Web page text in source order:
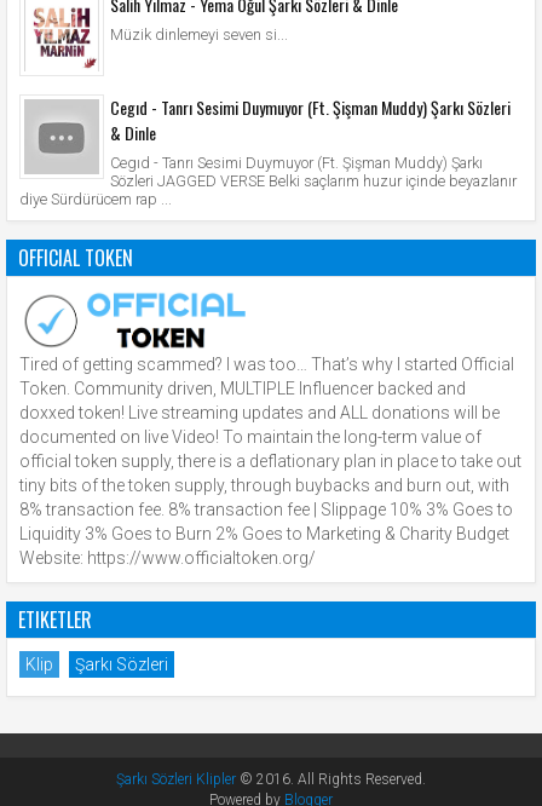
Müzik dinlemeyi seven si...
Cegıd - Tanrı Sesimi Duymuyor (Ft. Şişman Muddy) Şarkı Sözleri
& Dinle
Cegıd - Tanrı Sesimi Duymuyor (Ft. Şişman Muddy) Şarkı
Sözleri JAGGED VERSE Belki saçlarım huzur içinde beyazlanır
diye Sürdürücem rap ...
OFFICIAL TOKEN
Tired of getting scammed? I was too… That’s why I started Official
Token. Community driven, MULTIPLE Influencer backed and
doxxed token! Live streaming updates and ALL donations will be
documented on live Video! To maintain the long-term value of
official token supply, there is a deflationary plan in place to take out
tiny bits of the token supply, through buybacks and burn out, with
8% transaction fee. 8% transaction fee | Slippage 10% 3% Goes to
Liquidity 3% Goes to Burn 2% Goes to Marketing & Charity Budget
Website: https://www.officialtoken.org/
ETIKETLER
Klip Şarkı Sözleri
Şarkı Sözleri Klipler © 2016. All Rights Reserved.
Powered by Blogger